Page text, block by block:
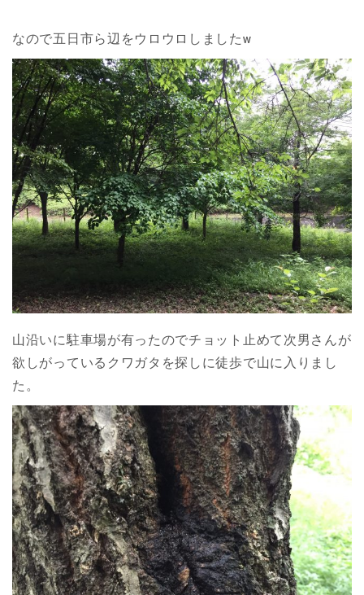
なので五日市ら辺をウロウロしましたw
山沿いに駐車場が有ったのでチョット止めて次男さんが
欲しがっているクワガタを探しに徒歩で山に入りまし
た。